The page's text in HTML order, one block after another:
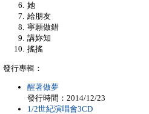
她
給朋友
寧願做錯
講妳知
搖搖
發行專輯：
醒著做夢
發行時間：2014/12/23
1/2世紀演唱會3CD